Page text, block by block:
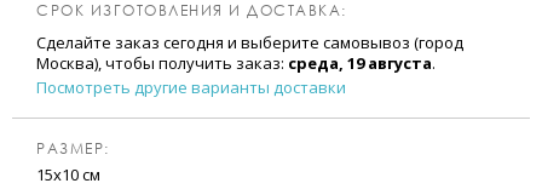
СРОК ИЗГОТОВЛЕНИЯ И ДОСТАВКА:
Сделайте заказ сегодня и выберите самовывоз (город
Москва), чтобы получить заказ: среда, 19 августа.
Посмотреть другие варианты доставки
РАЗМЕР:
15х10 см